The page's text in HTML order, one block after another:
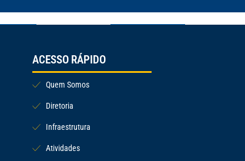
ACESSO RÁPIDO
Quem Somos
Diretoria
Infraestrutura
Atividades